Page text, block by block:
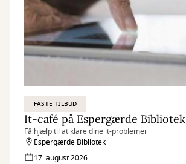
FASTE TILBUD
It-café på Espergærde Bibliotek
Få hjælp til at klare dine it-problemer
Espergærde Bibliotek
17. august 2026